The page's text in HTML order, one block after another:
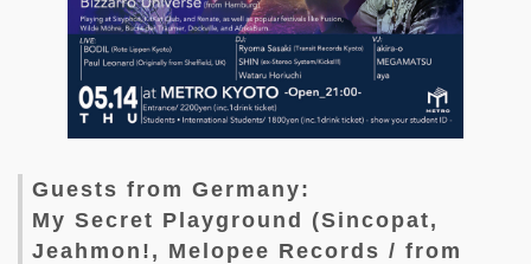
Guests from Germany:
My Secret Playground (Sincopat,
Jeahmon!, Melopee Records / from